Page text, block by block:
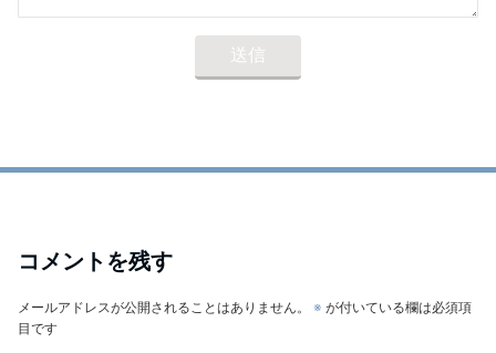
コメントを残す
メールアドレスが公開されることはありません。 ※ が付いている欄は必須項
目です